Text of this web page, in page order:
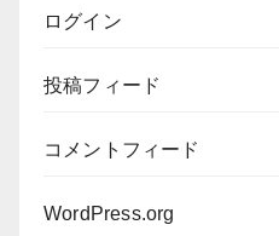
ログイン
投稿フィード
コメントフィード
WordPress.org